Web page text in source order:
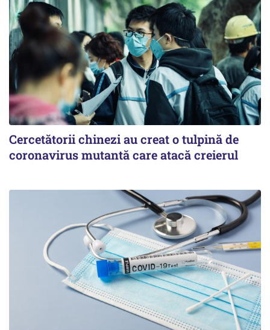
Cercetătorii chinezi au creat o tulpină de
coronavirus mutantă care atacă creierul